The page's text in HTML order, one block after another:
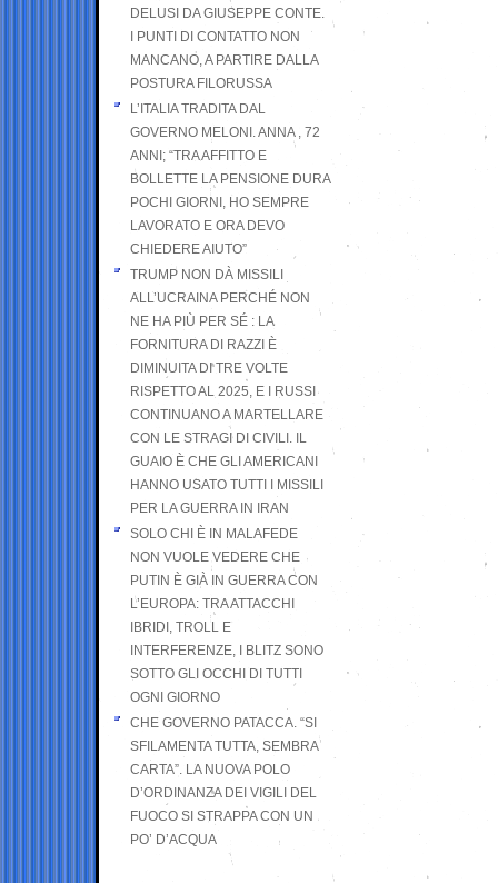
DELUSI DA GIUSEPPE CONTE.
I PUNTI DI CONTATTO NON
MANCANO, A PARTIRE DALLA
POSTURA FILORUSSA
L’ITALIA TRADITA DAL
GOVERNO MELONI. ANNA , 72
ANNI; “TRA AFFITTO E
BOLLETTE LA PENSIONE DURA
POCHI GIORNI, HO SEMPRE
LAVORATO E ORA DEVO
CHIEDERE AIUTO”
TRUMP NON DÀ MISSILI
ALL’UCRAINA PERCHÉ NON
NE HA PIÙ PER SÉ : LA
FORNITURA DI RAZZI È
DIMINUITA DI TRE VOLTE
RISPETTO AL 2025, E I RUSSI
CONTINUANO A MARTELLARE
CON LE STRAGI DI CIVILI. IL
GUAIO È CHE GLI AMERICANI
HANNO USATO TUTTI I MISSILI
PER LA GUERRA IN IRAN
SOLO CHI È IN MALAFEDE
NON VUOLE VEDERE CHE
PUTIN È GIÀ IN GUERRA CON
L’EUROPA: TRA ATTACCHI
IBRIDI, TROLL E
INTERFERENZE, I BLITZ SONO
SOTTO GLI OCCHI DI TUTTI
OGNI GIORNO
CHE GOVERNO PATACCA. “SI
SFILAMENTA TUTTA, SEMBRA
CARTA”. LA NUOVA POLO
D’ORDINANZA DEI VIGILI DEL
FUOCO SI STRAPPA CON UN
PO’ D’ACQUA